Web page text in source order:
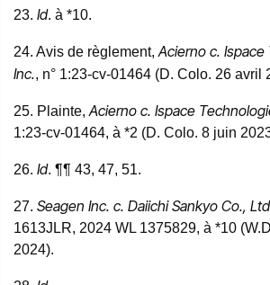
23. Id. à *10.
24. Avis de règlement, Acierno c. Ispace
Inc., n° 1:23-cv-01464 (D. Colo. 26 avril
25. Plainte, Acierno c. Ispace
1:23-cv-01464, à *2 (D. Colo. 8 juin
26. Id. ¶¶ 43, 47, 51.
27. Seagen Inc. c. Daiichi Sankyo Co.,
1613JLR, 2024 WL 1375829, à *10
2024).